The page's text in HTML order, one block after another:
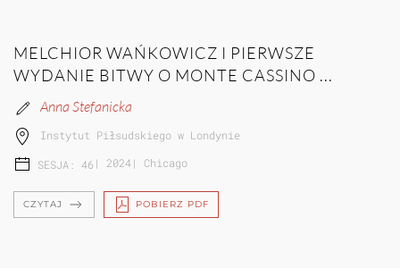
MELCHIOR WAŃKOWICZ I PIERWSZE
WYDANIE BITWY O MONTE CASSINO ...
Anna Stefanicka
Instytut Piłsudskiego w Londynie
SESJA: 46 | 2024| Chicago
CZYTAJ POBIERZ PDF